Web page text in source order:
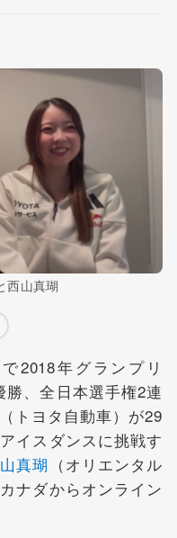
西山真瑚
2018年グランプリ
勝、全日本選手権2連
（トヨタ自動車）が29
イスダンスに挑戦す
真瑚 （オリエンタル
ナダからオンライン